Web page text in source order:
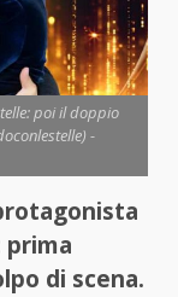
poi il doppio
-
prima
di scena.